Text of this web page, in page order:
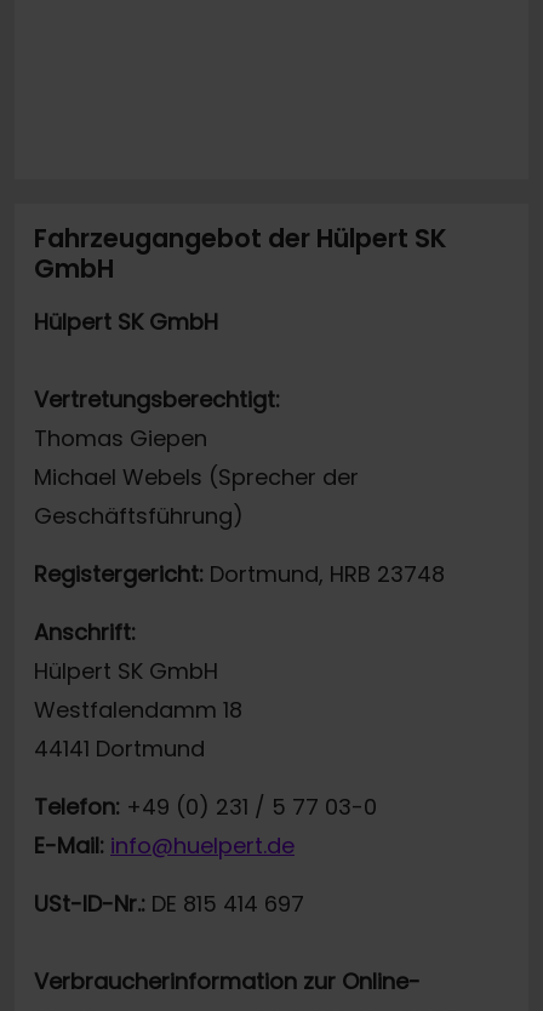
Fahrzeugangebot der Hülpert SK
GmbH
Hülpert SK GmbH
Vertretungsberechtigt:
Thomas Giepen
Michael Webels (Sprecher der
Geschäftsführung)
Registergericht: Dortmund, HRB 23748
Anschrift:
Hülpert SK GmbH
Westfalendamm 18
44141 Dortmund
Telefon: +49 (0) 231 / 5 77 03-0
E-Mail: info@huelpert.de
USt-ID-Nr.: DE 815 414 697
Verbraucherinformation zur Online-